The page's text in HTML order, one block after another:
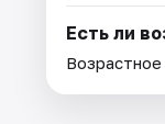
Есть ли
Возрастное